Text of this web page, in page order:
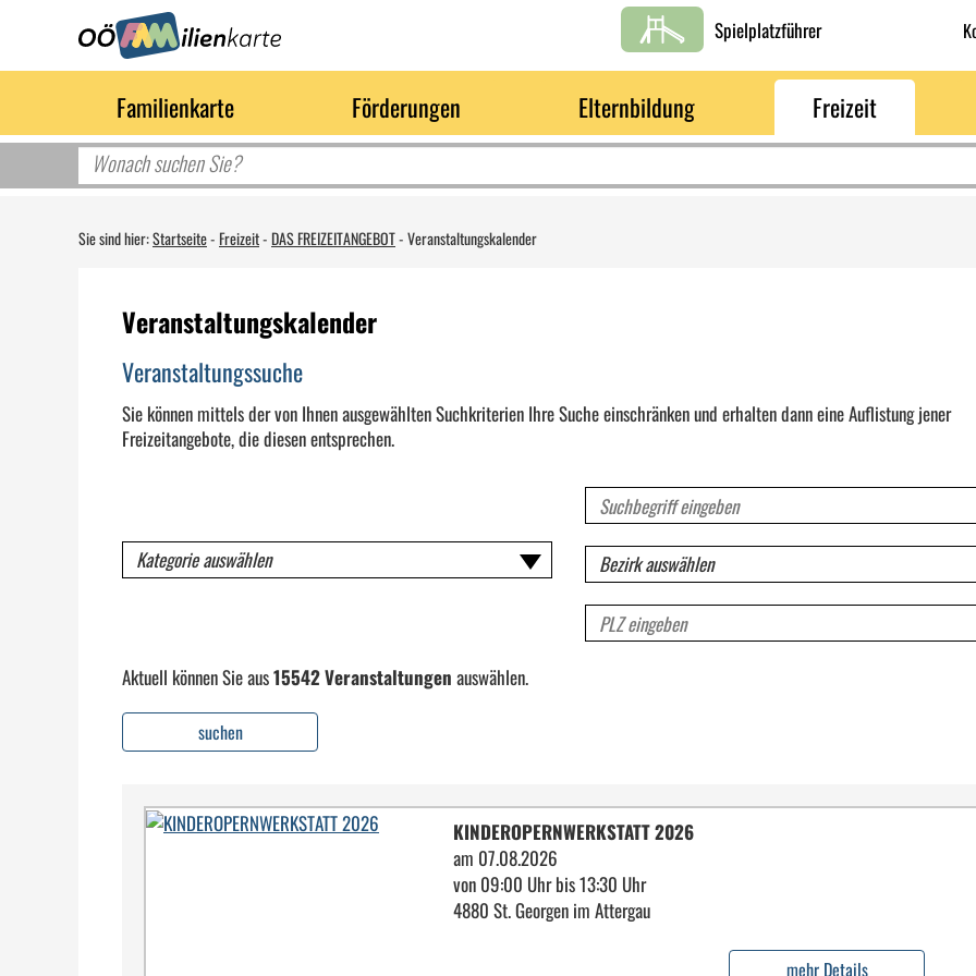
Spielplatzführer
Familienkarte Förderungen Elternbildung Freizeit
Sie sind hier:Startseite-Freizeit-DAS FREIZEITANGEBOT-Veranstaltungskalender
Veranstaltungskalender
Veranstaltungssuche
Sie können mittels der von Ihnen ausgewählten Suchkriterien Ihre Suche einschränken und erhalten dann eine Auflistung jener
Freizeitangebote, die diesen entsprechen.
Kategorie
Volltextsuche
für
Veranstaltungen
Bezirk
PLZ
Aktuell können Sie aus15542 Veranstaltungen auswählen.
suchen
KINDEROPERNWERKSTATT 2026
am 07.08.2026
von 09:00 Uhr bis 13:30 Uhr
4880 St. Georgen im Attergau
mehr Details